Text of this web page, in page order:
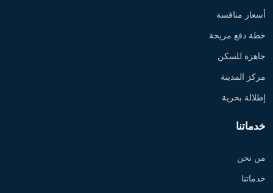
أسعار منافسة
خطة دفع مريحة
جاهزة للسكن
مركز المدينة
إطلالة بحرية
خدماتنا
من نحن
خدماتنا